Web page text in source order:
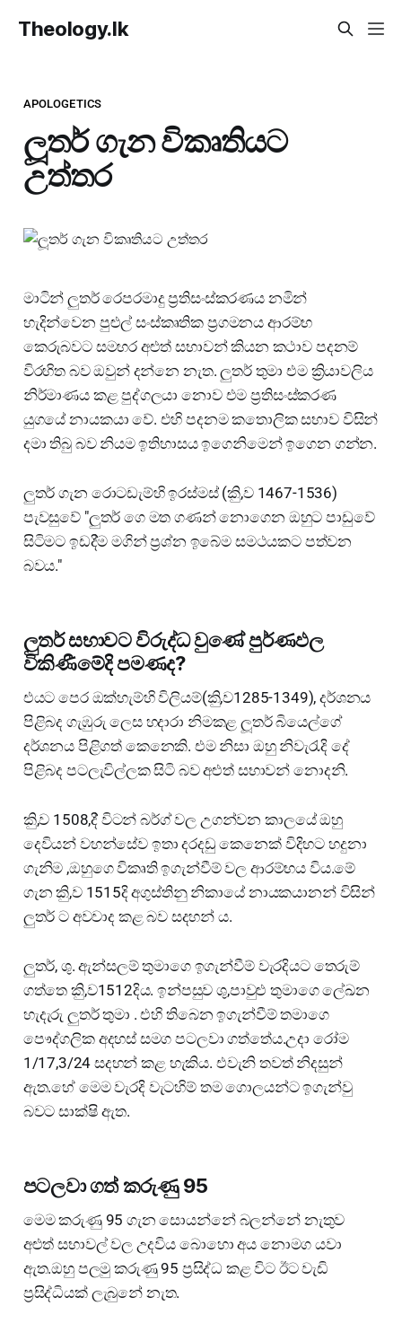
Theology.lk
APOLOGETICS
ලූතර් ගැන විකෘතියට
උත්තර
මාටින් ලුතර් රෙපරමාදු ප්‍රතිසංස්කරණය නමින්
හැදින්වෙන පුළුල් සංස්කෘතික ප්‍රගමනය ආරම්භ
කෙරුබවට සමහර අළුත් සභාවන් කියන කථාව පදනම්
විරහිත බව ඔවුන් දන්නෙ නැත. ලුතර් තුමා එම ක්‍රියාවලිය
නිර්මාණය කළ පුද්ගලයා නොව එම ප්‍රතිසංස්කරණ
යුගයේ නායකයා වේ. එහි පදනම කතොලික සභාව විසින්
දමා තිබු බව නියම ඉතිහාසය ඉගෙනිමෙන් ඉගෙන ගන්න.
ලුතර් ගැන රොටඩැම්හි ඉරස්මස් (කිු,ව 1467-1536)
පැවසුවේ "ලුතර් ගෙ මත ගණන් නොගෙන ඔහුට පාඩුවේ
සිටිමට ඉඩදි්ම මගින් ප්‍රශ්න ඉබේම සමථයකට පත්වන
බවය."
ලුතර් සභාවට විරුද්ධ වුණේ පුර්ණඵල
විකිණීමේදි පමණද?
එයට පෙර ඔක්හැම්හි විලියම්(කිු,ව1285-1349), දර්ශනය
පිළිබද ගැඹුරු ලෙස හදාරා නිමකළ ලූතර් බියෙල්ගේ
දර්ශනය පිළිගත් කෙනෙකි. එම නිසා ඔහු නිවැරැදි දේ
පිළිබද පටලැවිල්ලක සිටි බව අළුත් සභාවන් නොදනි.
කිු,ව 1508,දි් විටන් බර්ග් වල උගන්වන කාලයේ ඔහු
දෙවියන් වහන්සේව ඉතා දරදඩු කෙනෙක් විදිහට හදුනා
ගැනිම ,ඔහුගෙ විකෘති ඉගැන්වීම් වල ආරම්භය විය.මේ
ගැන කිු,ව 1515දි අගුස්තිනු නිකායේ නායකයානන් විසින්
ලුතර් ට අවවාද කළ බව සදහන් ය.
ලුතර්, ශු. ඇන්සලම් තුමාගෙ ඉගැන්වීම් වැරදියට තෙරුම්
ගත්තෙ කිු,ව1512දිය. ඉන්පසුව ශු,පාවුළු තුමාගෙ ලේඛන
හැදැරු ලුතර් තුමා . එහි තිබෙන ඉගැන්වීම් තමාගෙ
පෞද්ගලික අදහස් සමග පටලවා ගත්තේය.උදා රෝම
1/17,3/24 සදහන් කළ හැකිය. එවැනි තවත් නිදසුන්
ඇත.හේ මෙම වැරදි වැටහිම් තම ගොලයන්ට ඉගැන්වු
බවට සාක්ෂි ඇත.
පටලවා ගත් කරුණු 95
මෙම කරුණු 95 ගැන සොයන්නේ බලන්නේ නැතුව
අළුත් සභාවල් වල උදවිය බොහො අය නොමග යවා
ඇත.ඔහු පලමු කරුණු 95 ප්‍රසිද්ධ කළ විට ඊට වැඩි
ප්‍රසිද්ධියක් ලැබුනේ නැත.